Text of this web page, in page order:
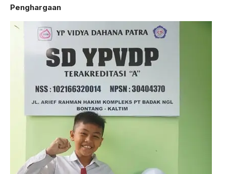
Penghargaan